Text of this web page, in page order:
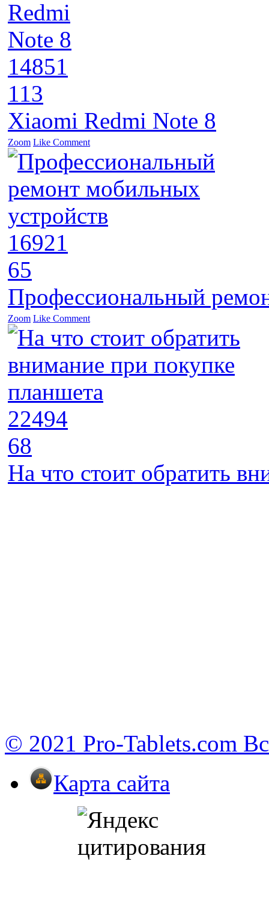
14851
113
Xiaomi Redmi Note 8
Zoom Like Comment
16921
65
Профессиональный
Zoom Like Comment
22494
68
На что стоит обратить
© 2021 Pro-Tablets.com
Карта сайта